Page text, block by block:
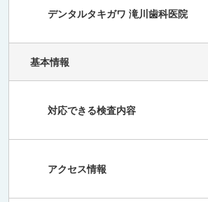
デンタルタキガワ 滝川歯科医院
基本情報
対応できる検査内容
アクセス情報